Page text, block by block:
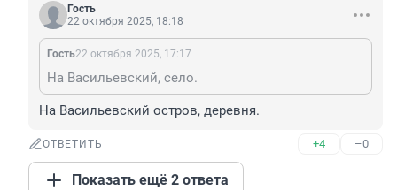
Гость
22 октября 2025, 18:18
Гость22 октября 2025, 17:17
На Васильевский, село.
На Васильевский остров, деревня.
ОТВЕТИТЬ +4 –0
Показать ещё 2 ответа